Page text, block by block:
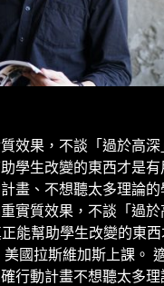
效果，不談「過於高深
學生改變的東西才是有
畫、不想聽太多理論
實質效果，不談「過於
能幫助學生改變的東
國拉斯維加斯上課。
行動計畫不想聽太多理